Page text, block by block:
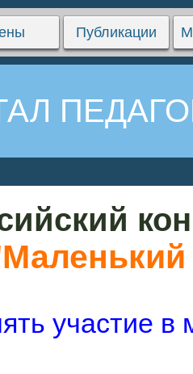
Публикации
участие